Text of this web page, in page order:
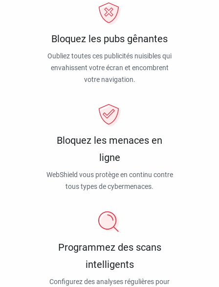
Bloquez les pubs gênantes
Oubliez toutes ces publicités nuisibles qui
envahissent votre écran et encombrent
votre navigation.
Bloquez les menaces en
ligne
WebShield vous protège en continu contre
tous types de cybermenaces.
Programmez des scans
intelligents
Configurez des analyses régulières pour